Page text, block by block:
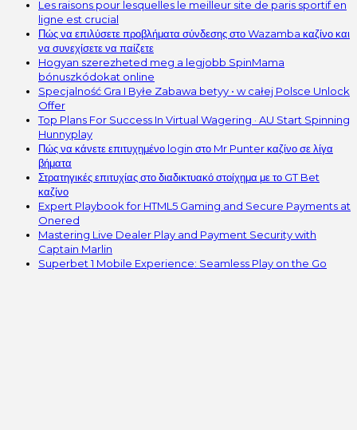
Les raisons pour lesquelles le meilleur site de paris sportif en
ligne est crucial
Πώς να επιλύσετε προβλήματα σύνδεσης στο Wazamba καζίνο και
να συνεχίσετε να παίζετε
Hogyan szerezheted meg a legjobb SpinMama
bónuszkódokat online
Specjalność Gra I Byłe Zabawa betyy • w całej Polsce Unlock
Offer
Top Plans For Success In Virtual Wagering · AU Start Spinning
Hunnyplay
Πώς να κάνετε επιτυχημένο login στο Mr Punter καζίνο σε λίγα
βήματα
Στρατηγικές επιτυχίας στο διαδικτυακό στοίχημα με το GT Bet
καζίνο
Expert Playbook for HTML5 Gaming and Secure Payments at
Onered
Mastering Live Dealer Play and Payment Security with
Captain Marlin
Superbet 1 Mobile Experience: Seamless Play on the Go